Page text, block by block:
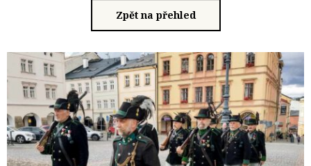
Zpět na přehled